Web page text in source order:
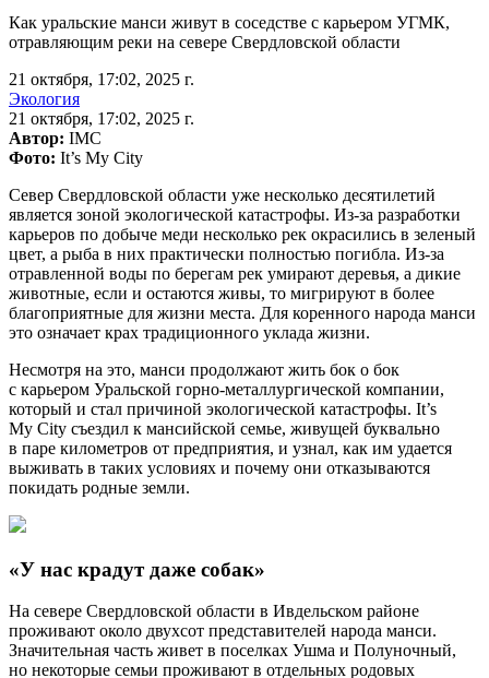
Как уральские манси живут в соседстве с карьером УГМК,
отравляющим реки на севере Свердловской области
21 октября, 17:02, 2025 г.
Экология
21 октября, 17:02, 2025 г.
Автор: IMC
Фото: It’s My City
Север Свердловской области уже несколько десятилетий
является зоной экологической катастрофы. Из-за разработки
карьеров по добыче меди несколько рек окрасились в зеленый
цвет, а рыба в них практически полностью погибла. Из-за
отравленной воды по берегам рек умирают деревья, а дикие
животные, если и остаются живы, то мигрируют в более
благоприятные для жизни места. Для коренного народа манси
это означает крах традиционного уклада жизни.
Несмотря на это, манси продолжают жить бок о бок
с карьером Уральской горно-металлургической компании,
который и стал причиной экологической катастрофы. It’s
My City съездил к мансийской семье, живущей буквально
в паре километров от предприятия, и узнал, как им удается
выживать в таких условиях и почему они отказываются
покидать родные земли.
«У нас крадут даже собак»
На севере Свердловской области в Ивдельском районе
проживают около двухсот представителей народа манси.
Значительная часть живет в поселках Ушма и Полуночный,
но некоторые семьи проживают в отдельных родовых